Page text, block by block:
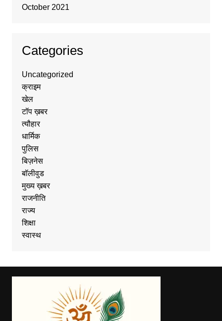
October 2021
Categories
Uncategorized
क्राइम
खेल
टॉप ख़बर
त्यौहार
धार्मिक
पुलिस
बिज़नेस
बॉलीवुड
मुख्य ख़बर
राजनीति
राज्य
शिक्षा
स्वास्थ